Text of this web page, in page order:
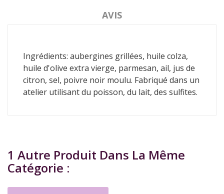
AVIS
Ingrédients: aubergines grillées, huile colza,
huile d'olive extra vierge, parmesan, ail, jus de
citron, sel, poivre noir moulu. Fabriqué dans un
atelier utilisant du poisson, du lait, des sulfites.
1 Autre Produit Dans La Même
Catégorie :